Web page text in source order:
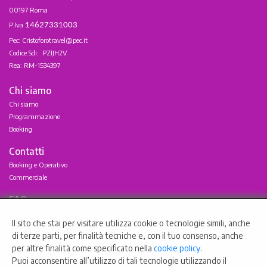
Il sito che stai per visitare utilizza cookie o tecnologie simili, anche
di terze parti, per finalità tecniche e, con il tuo consenso, anche
per altre finalità come specificato nella cookie policy.
Puoi acconsentire all’utilizzo di tali tecnologie utilizzando il
00197 Roma
P.Iva 14627331003
Pec: Cristoforotravel@pec.it
Codice Sdi: PZIJH2V
Rea: RM-1534397
Chi siamo
Chi siamo
Programmazione
Booking
Contatti
Booking e Operativo
Commerciale
FAQ
Come Prenotare con Cristoforo
Regole ed Adeguamenti
Newsletter Offerte